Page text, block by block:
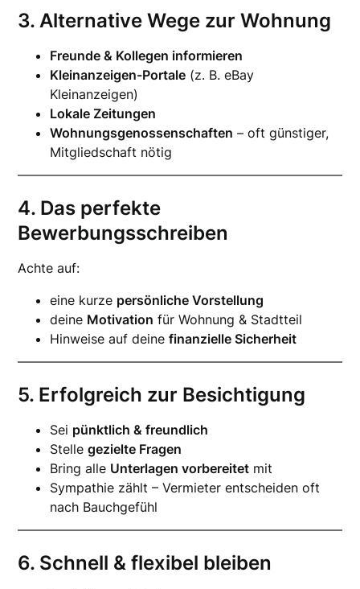
3. Alternative Wege zur Wohnung
Freunde & Kollegen informieren
Kleinanzeigen-Portale (z. B. eBay
Kleinanzeigen)
Lokale Zeitungen
Wohnungsgenossenschaften – oft günstiger,
Mitgliedschaft nötig
4. Das perfekte
Bewerbungsschreiben
Achte auf:
eine kurze persönliche Vorstellung
deine Motivation für Wohnung & Stadtteil
Hinweise auf deinefinanzielle Sicherheit
5. Erfolgreich zur Besichtigung
Sei pünktlich & freundlich
Stellegezielte Fragen
Bring alle Unterlagen vorbereitet mit
Sympathie zählt – Vermieter entscheiden oft
nach Bauchgefühl
6. Schnell & flexibel bleiben